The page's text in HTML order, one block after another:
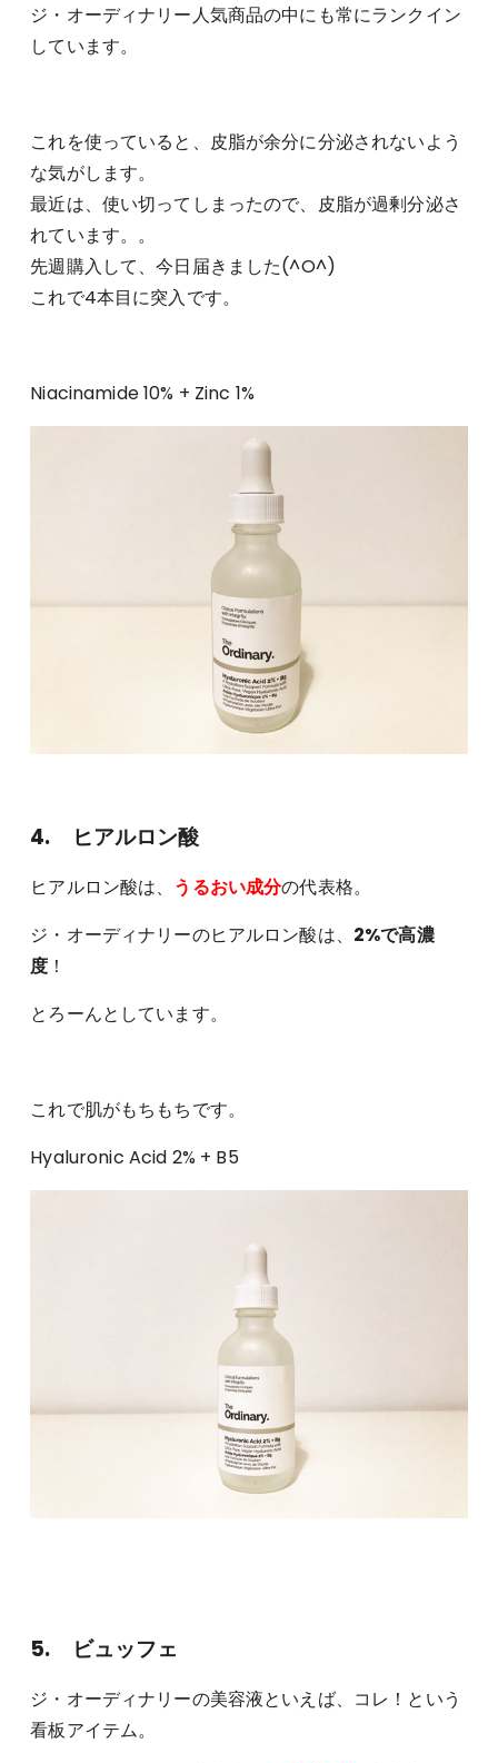
ジ・オーディナリー人気商品の中にも常にランクイン
しています。
これを使っていると、皮脂が余分に分泌されないよう
な気がします。
最近は、使い切ってしまったので、皮脂が過剰分泌さ
れています。。
先週購入して、今日届きました(^O^)
これで4本目に突入です。
Niacinamide 10% + Zinc 1%
4. ヒアルロン酸
ヒアルロン酸は、 うるおい成分の代表格。
ジ・オーディナリーのヒアルロン酸は、 2%で高濃
度 ！
とろーんとしています。
これで肌がもちもちです。
Hyaluronic Acid 2% + B5
5. ビュッフェ
ジ・オーディナリーの美容液といえば、コレ！という
看板アイテム。